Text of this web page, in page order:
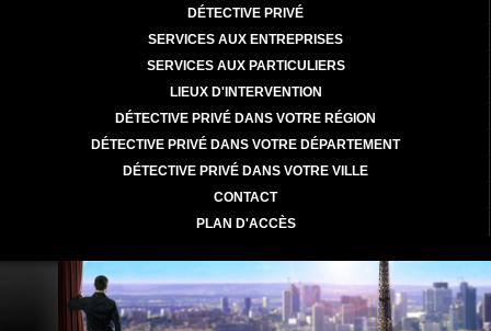
DÉTECTIVE PRIVÉ
SERVICES AUX ENTREPRISES
SERVICES AUX PARTICULIERS
LIEUX D'INTERVENTION
DÉTECTIVE PRIVÉ DANS VOTRE RÉGION
DÉTECTIVE PRIVÉ DANS VOTRE DÉPARTEMENT
DÉTECTIVE PRIVÉ DANS VOTRE VILLE
CONTACT
PLAN D'ACCÈS